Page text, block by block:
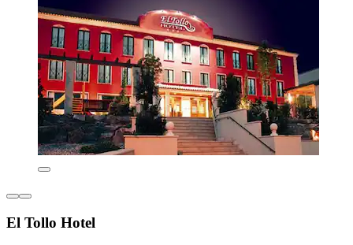
El Tollo Hotel